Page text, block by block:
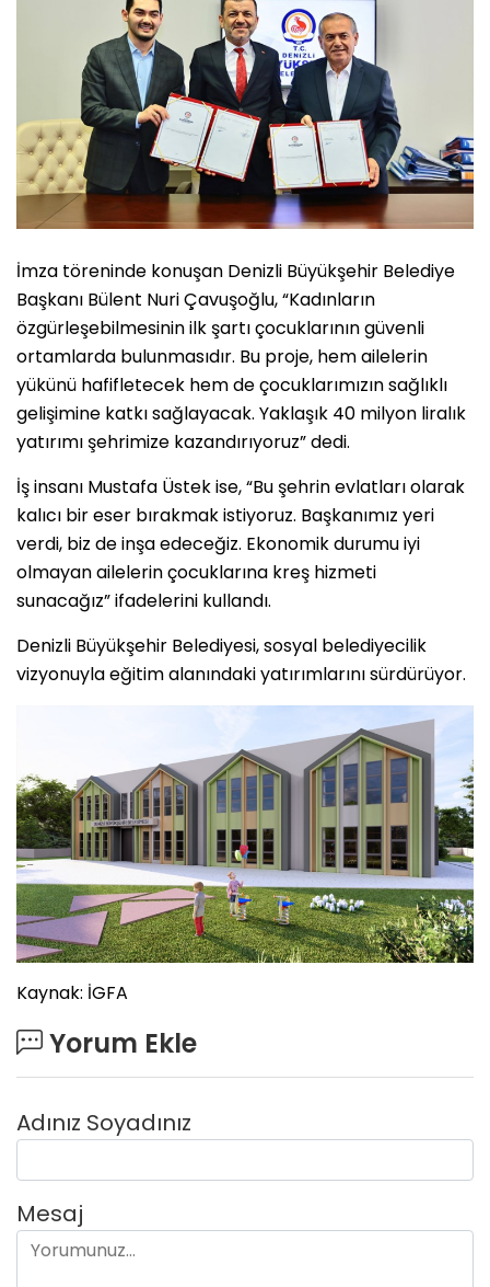
İmza töreninde konuşan Denizli Büyükşehir Belediye
Başkanı Bülent Nuri Çavuşoğlu, “Kadınların
özgürleşebilmesinin ilk şartı çocuklarının güvenli
ortamlarda bulunmasıdır. Bu proje, hem ailelerin
yükünü hafifletecek hem de çocuklarımızın sağlıklı
gelişimine katkı sağlayacak. Yaklaşık 40 milyon liralık
yatırımı şehrimize kazandırıyoruz” dedi.
İş insanı Mustafa Üstek ise, “Bu şehrin evlatları olarak
kalıcı bir eser bırakmak istiyoruz. Başkanımız yeri
verdi, biz de inşa edeceğiz. Ekonomik durumu iyi
olmayan ailelerin çocuklarına kreş hizmeti
sunacağız” ifadelerini kullandı.
Denizli Büyükşehir Belediyesi, sosyal belediyecilik
vizyonuyla eğitim alanındaki yatırımlarını sürdürüyor.
Kaynak: İGFA
Yorum Ekle
Adınız Soyadınız
Mesaj